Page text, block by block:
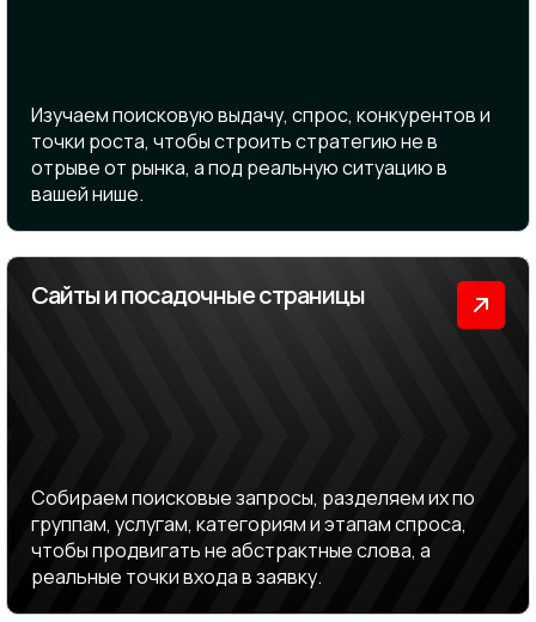
Изучаем поисковую выдачу, спрос, конкурентов и
точки роста, чтобы строить стратегию не в
отрыве от рынка, а под реальную ситуацию в
вашей нише.
Сайты и посадочные страницы
Собираем поисковые запросы, разделяем их по
группам, услугам, категориям и этапам спроса,
чтобы продвигать не абстрактные слова, а
реальные точки входа в заявку.